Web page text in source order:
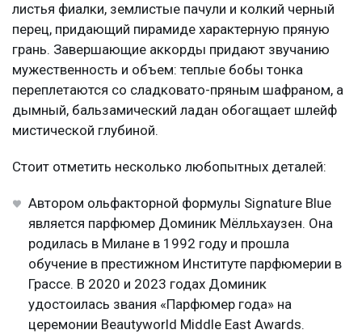
листья фиалки, землистые пачули и колкий черный
перец, придающий пирамиде характерную пряную
грань. Завершающие аккорды придают звучанию
мужественность и объем: теплые бобы тонка
переплетаются со сладковато-пряным шафраном, а
дымный, бальзамический ладан обогащает шлейф
мистической глубиной.
Стоит отметить несколько любопытных деталей:
Автором ольфакторной формулы Signature Blue
является парфюмер Доминик Мёлльхаузен. Она
родилась в Милане в 1992 году и прошла
обучение в престижном Институте парфюмерии в
Грассе. В 2020 и 2023 годах Доминик
удостоилась звания «Парфюмер года» на
церемонии Beautyworld Middle East Awards.